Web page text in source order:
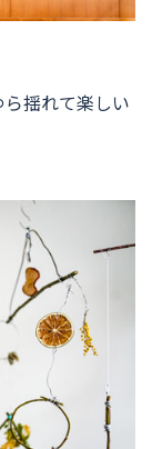
揺れて楽しい